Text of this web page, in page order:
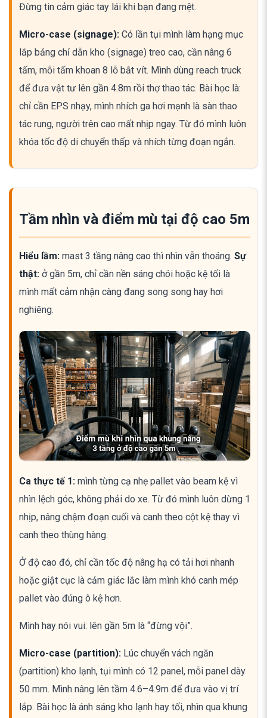
Đừng tin cảm giác tay lái khi bạn đang mệt.
Micro-case (signage): Có lần tụi mình làm hạng mục
lắp bảng chỉ dẫn kho (signage) treo cao, cần nâng 6
tấm, mỗi tấm khoan 8 lỗ bắt vít. Mình dùng reach truck
để đưa vật tư lên gần 4.8m rồi thợ thao tác. Bài học là:
chỉ cần EPS nhạy, mình nhích ga hơi mạnh là sàn thao
tác rung, người trên cao mất nhịp ngay. Từ đó mình luôn
khóa tốc độ di chuyển thấp và nhích từng đoạn ngắn.
Tầm nhìn và điểm mù tại độ cao 5m
Hiểu lầm: mast 3 tầng nâng cao thì nhìn vẫn thoáng. Sự
thật: ở gần 5m, chỉ cần nền sáng chói hoặc kệ tối là
mình mất cảm nhận càng đang song song hay hơi
nghiêng.
Ca thực tế 1: mình từng cạ nhẹ pallet vào beam kệ vì
nhìn lệch góc, không phải do xe. Từ đó mình luôn dừng 1
nhịp, nâng chậm đoạn cuối và canh theo cột kệ thay vì
canh theo thùng hàng.
Ở độ cao đó, chỉ cần tốc độ nâng hạ có tải hơi nhanh
hoặc giật cục là cảm giác lắc làm mình khó canh mép
pallet vào đúng ô kệ hơn.
Mình hay nói vui: lên gần 5m là “đừng vội”.
Micro-case (partition): Lúc chuyển vách ngăn
(partition) kho lạnh, tụi mình có 12 panel, mỗi panel dày
50 mm. Mình nâng lên tầm 4.6–4.9m để đưa vào vị trí
lắp. Bài học là ánh sáng kho lạnh hay tối, nhìn qua khung